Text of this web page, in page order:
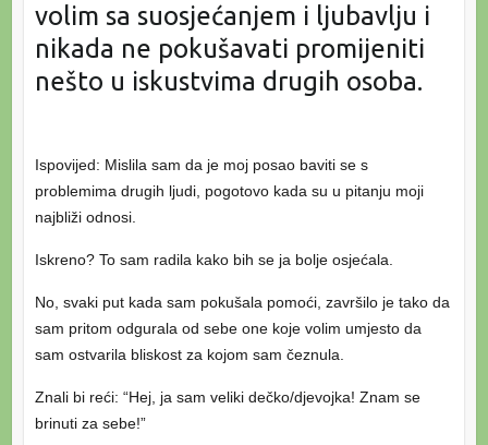
volim sa suosjećanjem i ljubavlju i
nikada ne pokušavati promijeniti
nešto u iskustvima drugih osoba.
Ispovijed: Mislila sam da je moj posao baviti se s
problemima drugih ljudi, pogotovo kada su u pitanju moji
najbliži odnosi.
Iskreno? To sam radila kako bih se ja bolje osjećala.
No, svaki put kada sam pokušala pomoći, završilo je tako da
sam pritom odgurala od sebe one koje volim umjesto da
sam ostvarila bliskost za kojom sam čeznula.
Znali bi reći: “Hej, ja sam veliki dečko/djevojka! Znam se
brinuti za sebe!”